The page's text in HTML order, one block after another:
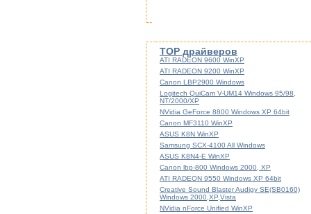
TOP драйверов
ATI RADEON 9600 WinXP
ATI RADEON 9200 WinXP
Canon LBP2900 Windows
Logitech QuiCam V-UM14 Windows 95/98,
NT/2000/XP
NVidia GeForce 8800 Windows XP 64bit
Canon MF3110 WinXP
ASUS K8N WinXP
Samsung SCX-4100 All Windows
ASUS K8N4-E WinXP
Canon lbp-800 Windows 2000, XP
ATI RADEON 9550 Windows XP 64bit
Creative Sound Blaster Audigy SE(SB0160)
Windows 2000,XP,Vista
NVidia nForce Unified WinXP